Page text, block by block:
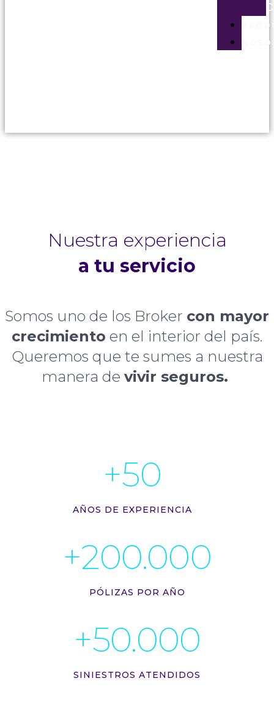
Nuestra experiencia
a tu servicio
Somos uno de los Broker con mayor
crecimiento en el interior del país.
Queremos que te sumes a nuestra
manera de vivir seguros.
+50
AÑOS DE EXPERIENCIA
+200.000
PÓLIZAS POR AÑO
+50.000
SINIESTROS ATENDIDOS